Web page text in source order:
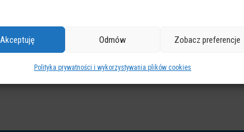
Akceptuję Odmów Zobacz preferencje
Polityka prywatności i wykorzystywania plików cookies
… 18